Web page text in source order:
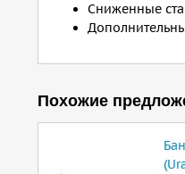
Сниженные
Похожие